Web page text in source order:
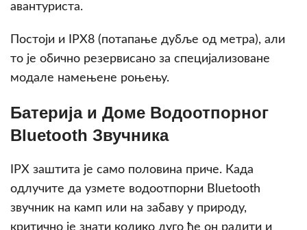
авантуриста.
Постоји и IPX8 (потапање дубље од метра), али
то је обично резервисано за специјализоване
модале намењене роњењу.
Бaтеријa и Доме Водоотпорног
Bluetooth Звучника
IPX заштита је само половина причe. Када
одлучите да узмете водоотпорни Bluetooth
звучник на камп или на забаву у природу,